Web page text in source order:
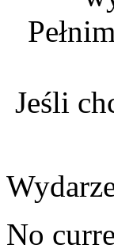
Jeśli
No